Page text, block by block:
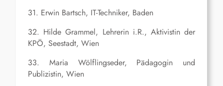
31. Erwin Bartsch, IT-Techniker, Baden
32. Hilde Grammel, Lehrerin i.R., Aktivistin der
KPÖ, Seestadt, Wien
33. Maria Wölflingseder, Pädagogin und
Publizistin, Wien